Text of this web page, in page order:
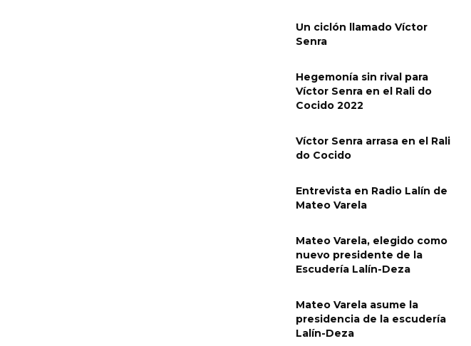
Un ciclón llamado Víctor
Senra
Hegemonía sin rival para
Víctor Senra en el Rali do
Cocido 2022
Víctor Senra arrasa en el Rali
do Cocido
Entrevista en Radio Lalín de
Mateo Varela
Mateo Varela, elegido como
nuevo presidente de la
Escudería Lalín-Deza
Mateo Varela asume la
presidencia de la escudería
Lalín-Deza